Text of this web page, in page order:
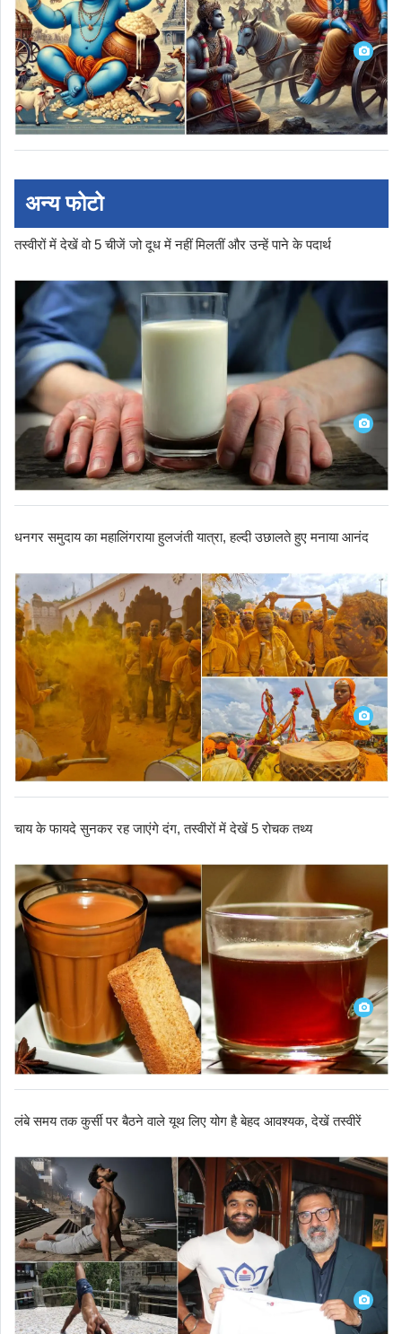
अन्य फोटो
तस्वीरों में देखें वो 5 चीजें जो दूध में नहीं मिलतीं और उन्हें पाने के पदार्थ
धनगर समुदाय का महालिंगराया हुलजंती यात्रा, हल्दी उछालते हुए मनाया आनंद
चाय के फायदे सुनकर रह जाएंगे दंग, तस्वीरों में देखें 5 रोचक तथ्य
लंबे समय तक कुर्सी पर बैठने वाले यूथ लिए योग है बेहद आवश्यक, देखें तस्वीरें